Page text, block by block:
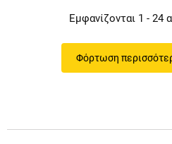
Εμφανίζονται 1 - 24
Φόρτωση